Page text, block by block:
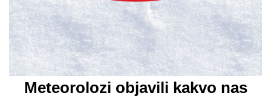
Meteorolozi objavili kakvo nas